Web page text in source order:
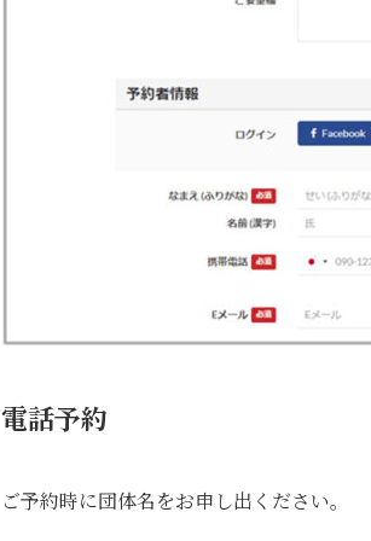
電話予約
ご予約時に団体名をお申し出ください。